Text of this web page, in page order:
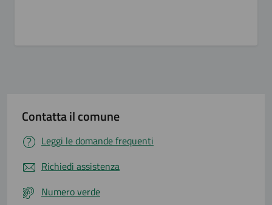
Contatta il comune
Leggi le domande frequenti
Richiedi assistenza
Numero verde